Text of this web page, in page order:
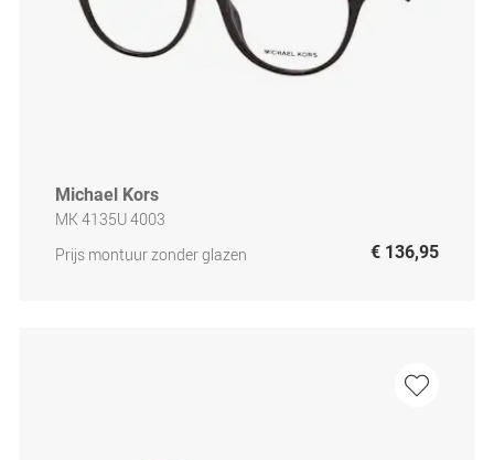
Michael Kors
MK 4135U 4003
Prijs montuur zonder glazen
€ 136,95